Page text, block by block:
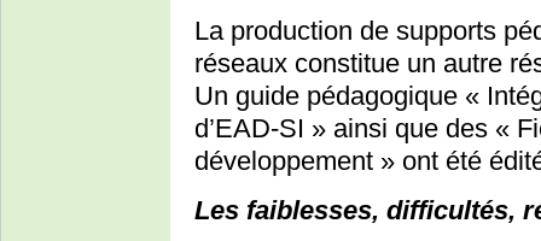
La production de supports
réseaux constitue un autre
Un guide pédagogique «
d’EAD-SI » ainsi que des «
développement » ont été
Les faiblesses, difficultés,